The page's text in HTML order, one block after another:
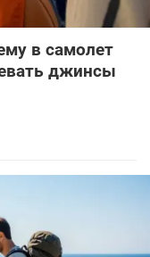
в самолет
джинсы